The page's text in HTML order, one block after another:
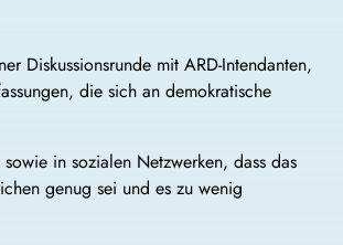
Diskussionsrunde mit ARD-Intendanten,
die sich an demokratische
in sozialen Netzwerken, dass das
genug sei und es zu wenig